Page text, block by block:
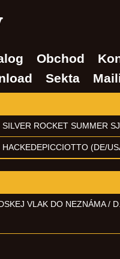
Obchod
Sekta
SILVER ROCKET SUMMER
HACKEDEPICCIOTTO (DE/
VLAK DO NEZNÁMA /